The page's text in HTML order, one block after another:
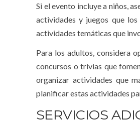
Si el evento incluye a niños,
actividades y juegos que
actividades temáticas que
Para los adultos, considera
concursos o trivias que
organizar actividades que
planificar estas actividades
SERVICIOS